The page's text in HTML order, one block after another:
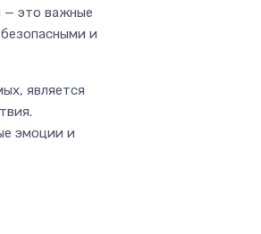
— это важные
и
является
эмоции и